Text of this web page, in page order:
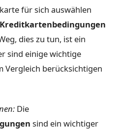
für sich auswählen
Kreditkartenbedingungen
dies zu tun, ist ein
sind einige wichtige
Vergleich berücksichtigen
Die
sind ein wichtiger